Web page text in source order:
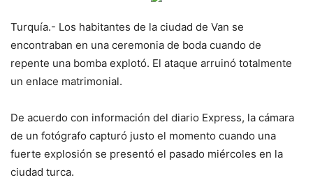
Turquía.- Los habitantes de la ciudad de Van se
encontraban en una ceremonia de boda cuando de
repente una bomba explotó. El ataque arruinó totalmente
un enlace matrimonial.
De acuerdo con información del diario Express, la cámara
de un fotógrafo capturó justo el momento cuando una
fuerte explosión se presentó el pasado miércoles en la
ciudad turca.